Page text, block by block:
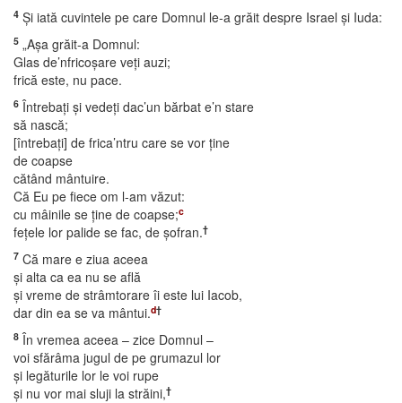
4 Şi iată cuvintele pe care Domnul le-a grăit despre Israel şi Iuda:
5 „Aşa grăit-a Domnul:
Glas de’nfricoşare veţi auzi;
frică este, nu pace.
6 Întrebaţi şi vedeţi dac’un bărbat e’n stare
să nască;
[întrebaţi] de frica’ntru care se vor ţine
de coapse
cătând mântuire.
Că Eu pe fiece om l-am văzut:
cu mâinile se ţine de coapse;c
feţele lor palide se fac, de şofran.†
7 Că mare e ziua aceea
şi alta ca ea nu se află
şi vreme de strâmtorare îi este lui Iacob,
dar din ea se va mântui.d†
8 În vremea aceea – zice Domnul –
voi sfărâma jugul de pe grumazul lor
şi legăturile lor le voi rupe
şi nu vor mai sluji la străini,†